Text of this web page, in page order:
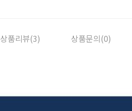
상품리뷰(3) 상품문의(0)